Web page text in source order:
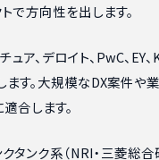
で方向性を出します。
ア、デロイト、PwC、EY、
ます。大規模なDX案件や
合します。
ンク系（NRI・三菱総合